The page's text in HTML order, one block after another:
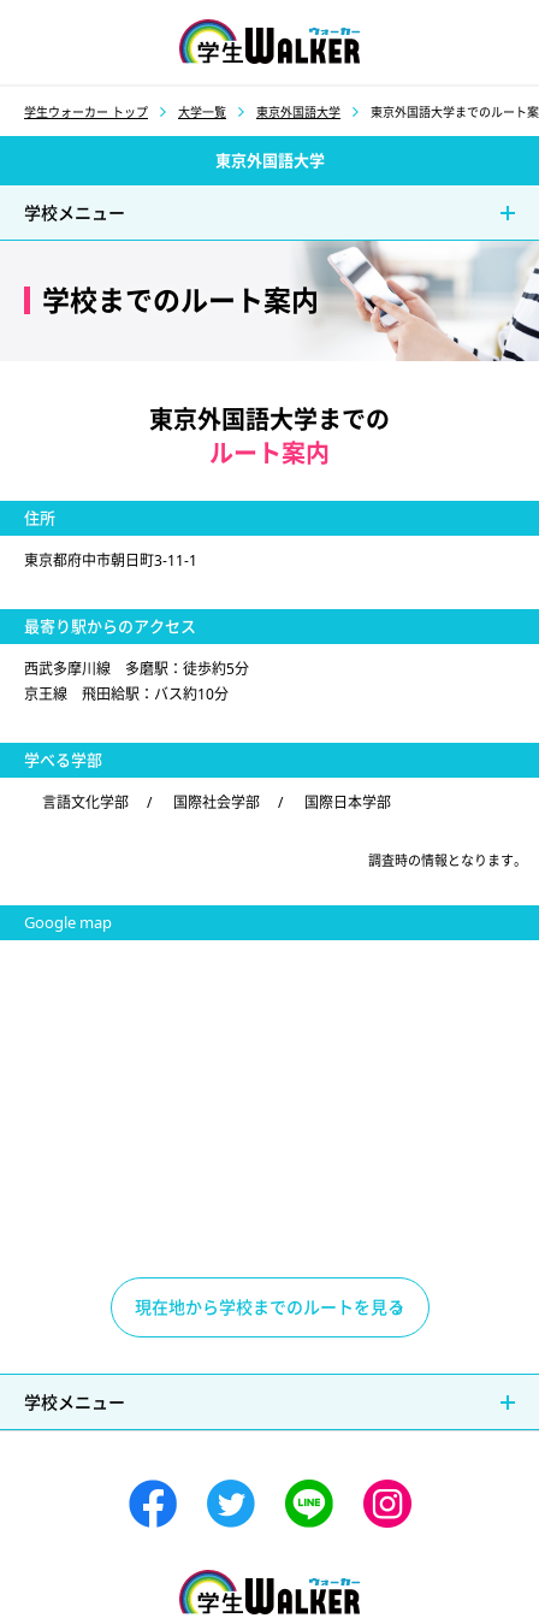
学生ウォーカー トップ 大学一覧 東京外国語大学 東京外国語大学までのルート
東京外国語大学
学校メニュー
学校までのルート案内
東京外国語大学までの
ルート案内
住所
東京都府中市朝日町3-11-1
最寄り駅からのアクセス
西武多摩川線 多磨駅：徒歩約5分
京王線 飛田給駅：バス約10分
学べる学部
言語文化学部 / 国際社会学部 / 国際日本学部
調査時の情報となります。
Google map
現在地から学校までのルートを見る
学校メニュー